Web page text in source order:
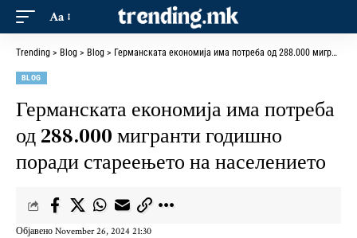
Aa
Trending > Blog > Blog > Германската економија има потреба од 288.000 мигранти годишно поради стареењето на населението
BLOG
Германската економија има потреба
од 288.000 мигранти годишно
поради стареењето на населението
Објавено November 26, 2024 21:30